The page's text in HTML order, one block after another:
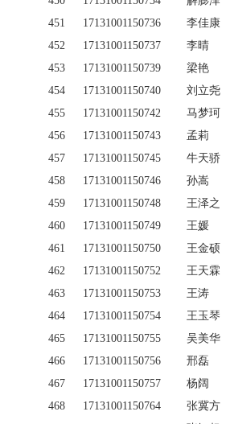
451
17131001150736 李佳康
452
17131001150737 李晴
453
17131001150739 梁艳
454
17131001150740 刘立尧
455
17131001150742 马梦珂
456
17131001150743 孟莉
457
17131001150745 牛天骄
458
17131001150746 孙嵩
459
17131001150748 王泽之
460
17131001150749 王媛
461
17131001150750 王金硕
462
17131001150752 王天霖
463
17131001150753 王涛
464
17131001150754 王玉琴
465
17131001150755 吴美华
466
17131001150756 邢磊
467
17131001150757 杨阔
468
17131001150764 张冀方